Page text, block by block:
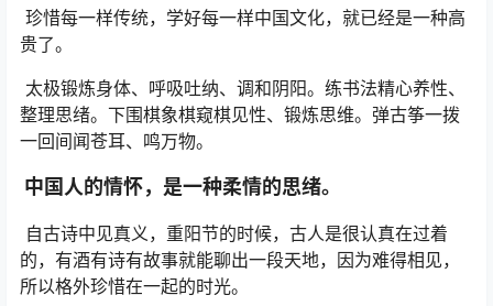
珍惜每一样传统，学好每一样中国文化，就已经是一种高
贵了。
太极锻炼身体、呼吸吐纳、调和阴阳。练书法精心养性、
整理思绪。下围棋象棋窥棋见性、锻炼思维。弹古筝一拨
一回间闻苍耳、鸣万物。
中国人的情怀，是一种柔情的思绪。
自古诗中见真义，重阳节的时候，古人是很认真在过着
的，有酒有诗有故事就能聊出一段天地，因为难得相见，
所以格外珍惜在一起的时光。